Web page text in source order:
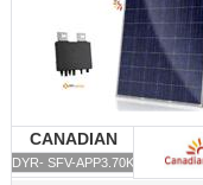
CANADIAN
SOLAR
DYR- SFV-APP3.70K